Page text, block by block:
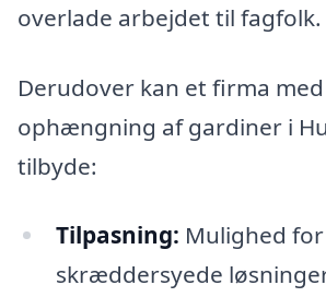
overlade arbejdet til fagfolk.
Derudover kan et firma
ophængning af gardiner i
tilbyde:
Tilpasning: Mulighed for
skræddersyede